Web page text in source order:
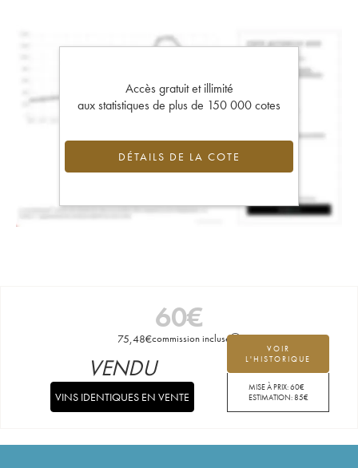
Accès gratuit et illimité
aux statistiques de plus de 150 000 cotes
DÉTAILS DE LA COTE
60€
75,48€commission incluse
VOIR
L'HISTORIQUE
MISE À PRIX:60€
ESTIMATION:85€
VENDU
VINS IDENTIQUES EN VENTE